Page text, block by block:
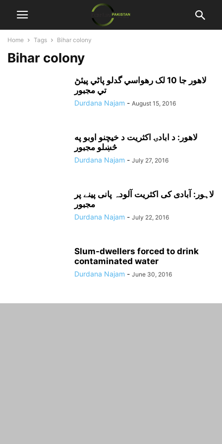
Home Tags Bihar colony
Bihar colony
لاهور جا 10 لک رهواسي گدلو پاڻي پيئڻ
تي مجبور
Durdana Najam - August 15, 2016
لاهور: د ابادۍ اکثريت د خيچنو اوبو په
څښلو مجبور
Durdana Najam - July 27, 2016
لاہور: آبادی کی اکثریت آلودہ پانی پینے پر
مجبور
Durdana Najam - July 22, 2016
Slum-dwellers forced to drink
contaminated water
Durdana Najam - June 30, 2016